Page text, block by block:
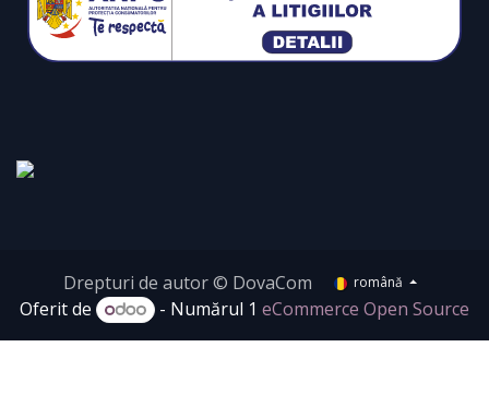
Drepturi de autor © DovaCom română
Oferit de - Numărul 1eCommerce Open Source